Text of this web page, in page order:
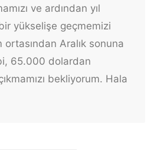
ve ardından yıl
yükselişe geçmemizi
Aralık sonuna
65.000 dolardan
bekliyorum. Hala